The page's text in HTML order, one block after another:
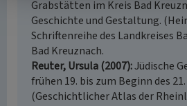
Grabstätten im Kreis Bad
Geschichte und Gestaltung.
Schriftenreihe des Landkreises
Bad Kreuznach.
Reuter, Ursula (2007) Jüdische
frühen 19. bis zum Beginn des
(Geschichtlicher Atlas der